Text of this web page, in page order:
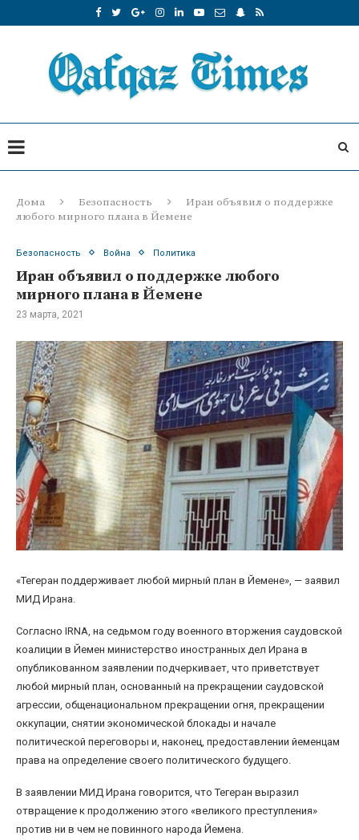
Дома Безопасность
Иран объявил о поддержке
любого мирного плана в Йемене
Безопасность Война Политика
Иран объявил о поддержке любого
мирного плана в Йемене
23 марта, 2021
«Тегеран поддерживает любой мирный план в Йемене», — заявил
МИД Ирана.
Согласно IRNA, на седьмом году военного вторжения саудовской
коалиции в Йемен министерство иностранных дел Ирана в
опубликованном заявлении подчеркивает, что приветствует
любой мирный план, основанный на прекращении саудовской
агрессии, общенациональном прекращении огня, прекращении
оккупации, снятии экономической блокады и начале
политической переговоры и, наконец, предоставлении йеменцам
права на определение своего политического будущего.
В заявлении МИД Ирана говорится, что Тегеран выразил
отвращение к продолжению этого «великого преступления»
против ни в чем не повинного народа Йемена.